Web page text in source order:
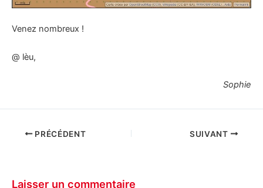
Venez nombreux !
@ lèu,
Sophie
PRÉCÉDENT SUIVANT
Laisser un commentaire